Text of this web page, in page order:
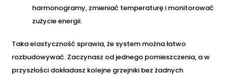
harmonogramy, zmieniać temperaturę i monitorować
zużycie energii.
Taka elastyczność sprawia, że system można łatwo
rozbudowywać. Zaczynasz od jednego pomieszczenia, a w
przyszłości dokładasz kolejne grzejniki bez żadnych